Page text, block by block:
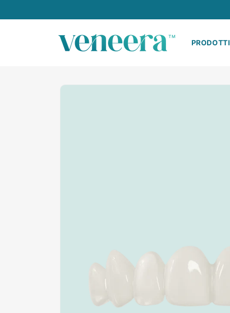
ai contenuti
PRODOTTI
Passa alle